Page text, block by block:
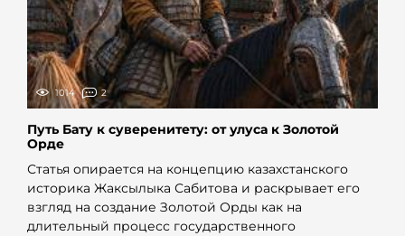
1014 2
Путь Бату к суверенитету: от улуса к Золотой
Орде
Статья опирается на концепцию казахстанского
историка Жаксылыка Сабитова и раскрывает его
взгляд на создание Золотой Орды как на
длительный процесс государственного